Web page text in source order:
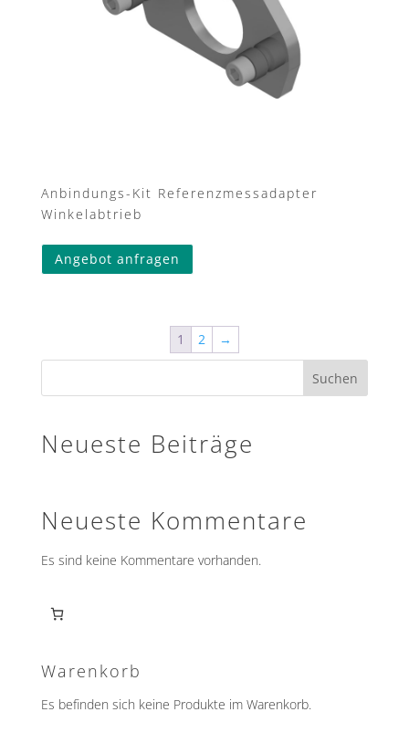
Anbindungs-Kit Referenzmessadapter
Winkelabtrieb
Angebot anfragen
Dieses
Varianten
auf.
Die
der
werden
1 2 →
Suchen
Neueste Beiträge
Neueste Kommentare
Es sind keine Kommentare vorhanden.
Warenkorb
Es befinden sich keine Produkte im Warenkorb.